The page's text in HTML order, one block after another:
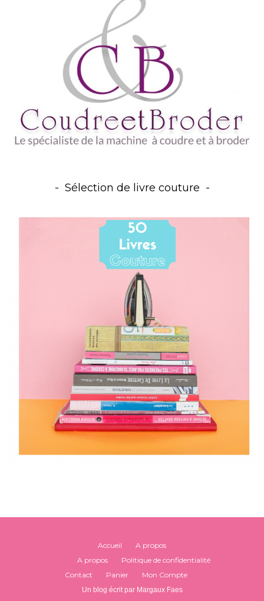
Sélection de livre couture
Accueil
A propos
A propos
Politique de confidentialité
Contact
Panier Mon Compte
Un blog écrit par Margaux Faes